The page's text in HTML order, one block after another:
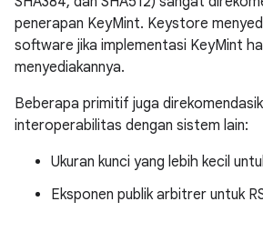
penerapan KeyMint. Keystore
software jika implementasi KeyMint
menyediakannya.
Beberapa primitif juga
interoperabilitas dengan sistem lain:
Ukuran kunci yang lebih kecil
Eksponen publik arbitrer untuk